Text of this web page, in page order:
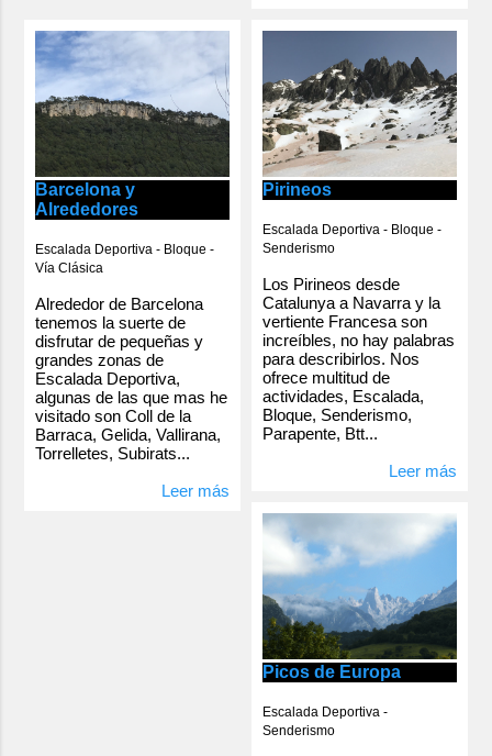
Barcelona y
Alrededores
Escalada Deportiva - Bloque -
Vía Clásica
Alrededor de Barcelona
tenemos la suerte de
disfrutar de pequeñas y
grandes zonas de
Escalada Deportiva,
algunas de las que mas he
visitado son Coll de la
Barraca, Gelida, Vallirana,
Torrelletes, Subirats...
Leer más
Pirineos
Escalada Deportiva - Bloque -
Senderismo
Los Pirineos desde
Catalunya a Navarra y la
vertiente Francesa son
increíbles, no hay palabras
para describirlos. Nos
ofrece multitud de
actividades, Escalada,
Bloque, Senderismo,
Parapente, Btt...
Leer más
Picos de Europa
Escalada Deportiva -
Senderismo